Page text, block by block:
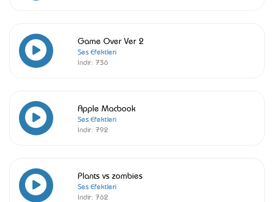
Game Over Ver 2
Ses Efektleri
İndir: 736
Apple Macbook
Ses Efektleri
İndir: 792
Plants vs zombies
Ses Efektleri
İndir: 762